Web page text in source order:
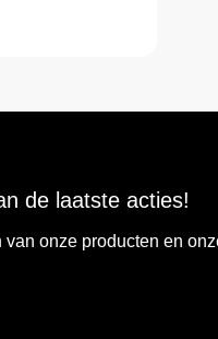
de laatste acties!
onze producten en